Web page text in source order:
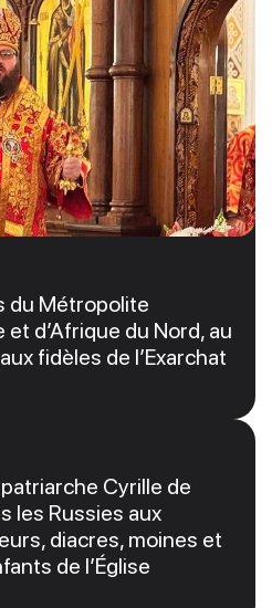
du Métropolite
d’Afrique du Nord, au
fidèles de l’Exarchat
Cyrille de
les Russies aux
diacres, moines et
de l’Église